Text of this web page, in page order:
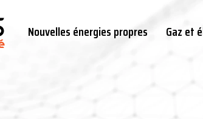
Nouvelles énergies propres Gaz et